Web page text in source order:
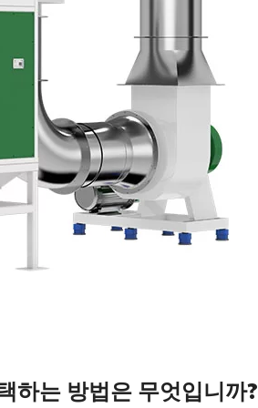
하는 방법은 무엇입니까?